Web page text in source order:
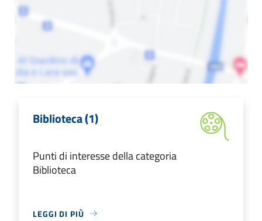
Biblioteca (1)
Punti di interesse della categoria
Biblioteca
LEGGI DI PIÙ